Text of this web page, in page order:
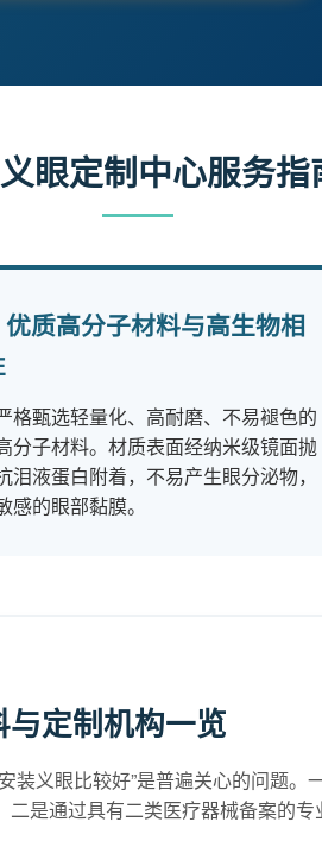
眼定制中心服务指
质高分子材料与高生物相
格甄选轻量化、高耐磨、不易褪色的
分子材料。材质表面经纳米级镜面抛
泪液蛋白附着，不易产生眼分泌物，
感的眼部黏膜。
定制机构一览
装义眼比较好”是普遍关心的问题
是通过具有二类医疗器械备案的